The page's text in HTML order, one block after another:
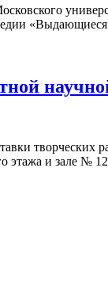
творческих
этажа и зале №